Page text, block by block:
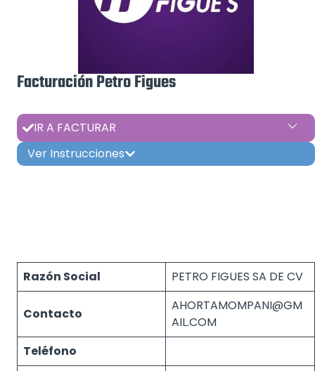
Facturación Petro Figues
IR A FACTURAR
Ver Instrucciones
Razón Social PETRO FIGUES SA DE CV
Contacto
AHORTAMOMPANI@GM
AIL.COM
Teléfono